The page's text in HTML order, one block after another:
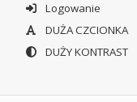
Logowanie
DUŻA CZCIONKA
DUŻY KONTRAST